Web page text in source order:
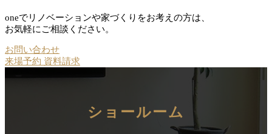
oneでリノベーションや家づくりをお考えの方は、
お気軽にご相談ください。
お問い合わせ
来場予約 資料請求
ショールーム